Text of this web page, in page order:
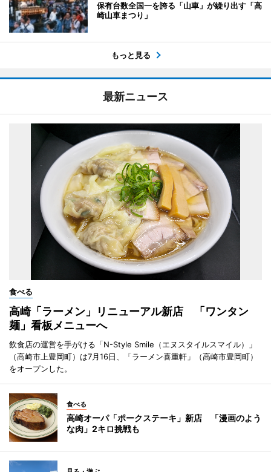
保有台数全国一を誇る「山車」が繰り出す「高
崎山車まつり」
もっと見る
最新ニュース
食べる
高崎「ラーメン」リニューアル新店 「ワンタン
麺」看板メニューへ
飲食店の運営を手がける「N-Style Smile（エヌスタイルスマイル）」
（高崎市上豊岡町）は7月16日、「ラーメン喜重軒」（高崎市豊岡町）
をオープンした。
食べる
高崎オーパ「ポークステーキ」新店 「漫画のよう
な肉」2キロ挑戦も